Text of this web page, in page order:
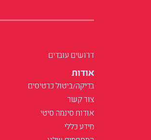
דרושים עובדים
אודות
בדיקה/ביטול כרטיסים
צור קשר
אודות סינמה סיטי
מידע כללי